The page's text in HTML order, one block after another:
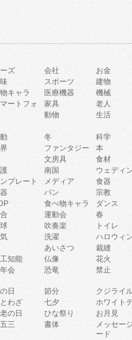
ズ 会社 お金
スポーツ 建物
キャラ 医療機器 機械
ートフォ
家具 老人
動物
生活
冬 科学
ファンタジー 本
文房具 食材
南国 ウェディ
プレート メディア 食器
パン 宗教
食べ物キャラ ダンス
運動会 春
吹奏楽 トイレ
洗濯 ハロウィ
あいさつ 裁縫
知能 仏像 花火
会 恐竜 禁止
日 節分 クジライ
わざ 七夕 ホワイト
の日 ひな祭り お月見
三 書体
メッセー
ード